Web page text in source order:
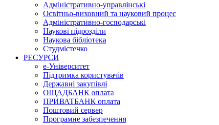
Адміністративно-управлінські
Освітньо-виховний та науковий процес
Адміністративно-господарські
Наукові підрозділи
Наукова бібліотека
Студмістечко
РЕСУРСИ
е-Університет
Підтримка користувачів
Державні закупівлі
ОЩАДБАНК оплата
ПРИВАТБАНК оплата
Поштовий сервер
Програмне забезпечення